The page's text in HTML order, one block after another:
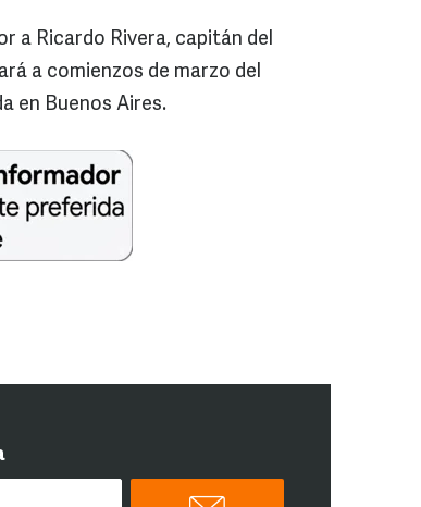
a Ricardo Rivera, capitán del
a comienzos de marzo del
en Buenos Aires.